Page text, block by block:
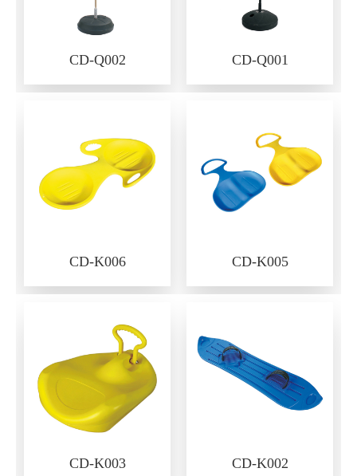
CD-Q002 CD-Q001
CD-K006 CD-K005
CD-K003 CD-K002